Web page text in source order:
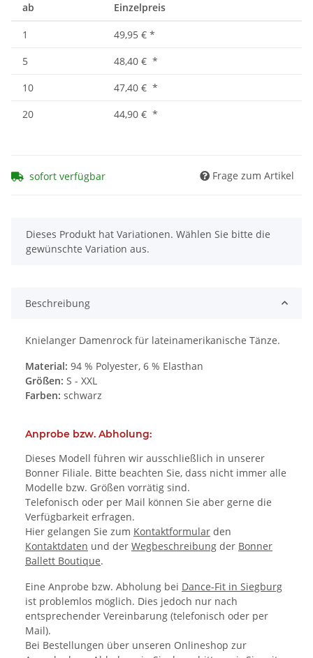
ab Einzelpreis
1 49,95 € *
5
48,40 € *
10
47,40 € *
20
44,90 € *
sofort verfügbar Frage zum Artikel
x
Dieses Produkt hat Variationen. Wählen Sie bitte die
gewünschte Variation aus.
Beschreibung
Knielanger Damenrock für lateinamerikanische Tänze.
Material: 94 % Polyester, 6 % Elasthan
Größen: S - XXL
Farben: schwarz
Anprobe bzw. Abholung:
Dieses Modell führen wir ausschließlich in unserer
Bonner Filiale. Bitte beachten Sie, dass nicht immer alle
Modelle bzw. Größen vorrätig sind.
Telefonisch oder per Mail können Sie aber gerne die
Verfügbarkeit erfragen.
Hier gelangen Sie zum Kontaktformular den
Kontaktdaten und der Wegbeschreibung der Bonner
Ballett Boutique.
Eine Anprobe bzw. Abholung bei Dance-Fit in Siegburg
ist problemlos möglich. Dies jedoch nur nach
entsprechender Vereinbarung (telefonisch oder per
Mail).
Bei Bestellungen über unseren Onlineshop zur